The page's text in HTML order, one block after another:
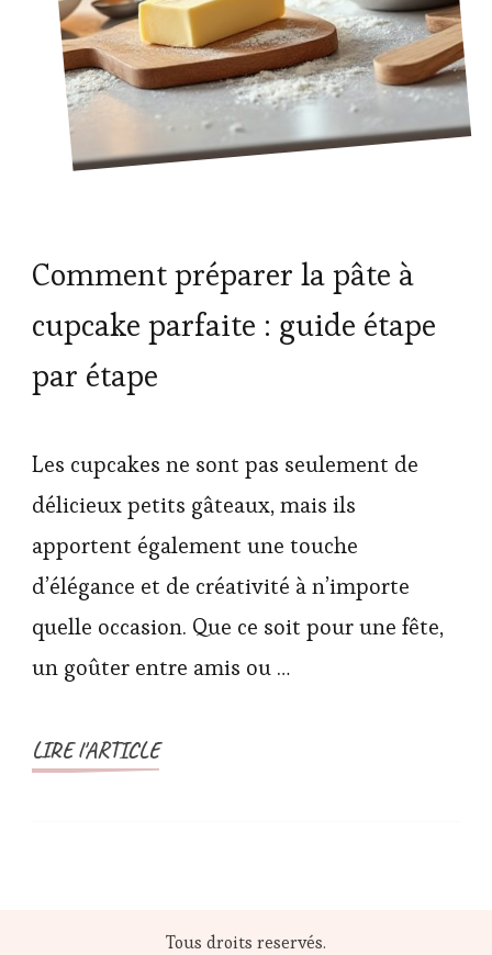
Comment préparer la pâte à
cupcake parfaite : guide étape
par étape
Les cupcakes ne sont pas seulement de
délicieux petits gâteaux, mais ils
apportent également une touche
d’élégance et de créativité à n’importe
quelle occasion. Que ce soit pour une fête,
un goûter entre amis ou …
LIRE l'ARTICLE
Tous droits reservés.